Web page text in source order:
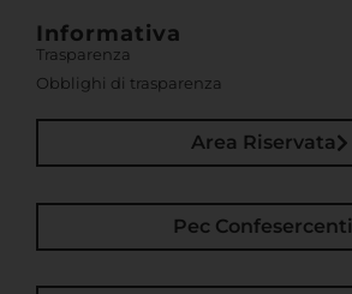
Informativa
Trasparenza
Obblighi di trasparenza
Area Riservata
Pec Confesercenti